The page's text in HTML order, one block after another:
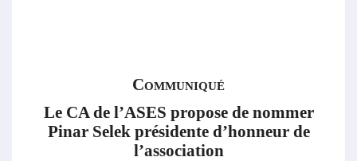
Communiqué
Le CA de l’ASES propose de nommer
Pinar Selek présidente d’honneur de
l’association